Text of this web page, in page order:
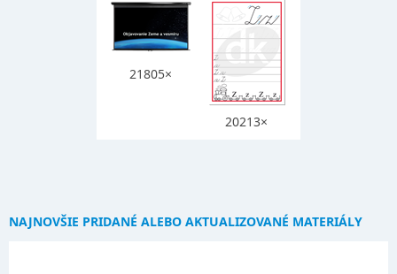
21805×
20213×
NAJNOVŠIE PRIDANÉ ALEBO AKTUALIZOVANÉ MATERIÁLY